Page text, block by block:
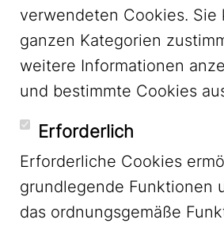
LinkedIn
YouTube
Mastodon
verwendeten Cookies. Sie
ganzen Kategorien
weitere Informationen
und bestimmte Cookies
Erforderlich
Erforderliche Cookies
grundlegende Funktionen
das ordnungsgemäße